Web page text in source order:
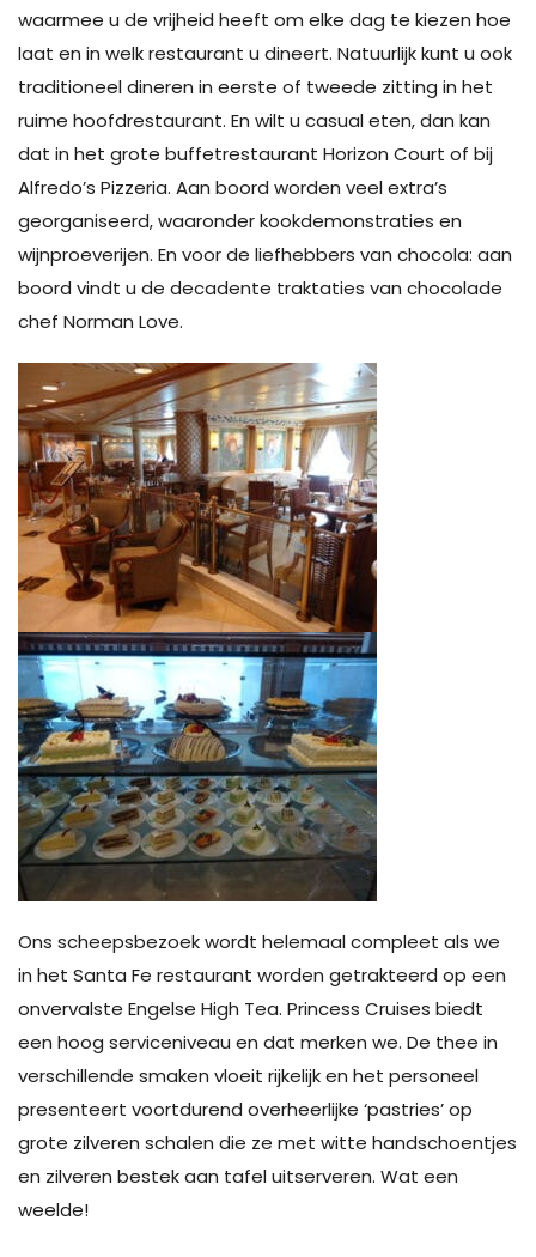
waarmee u de vrijheid heeft om elke dag te kiezen hoe
laat en in welk restaurant u dineert. Natuurlijk kunt u ook
traditioneel dineren in eerste of tweede zitting in het
ruime hoofdrestaurant. En wilt u casual eten, dan kan
dat in het grote buffetrestaurant Horizon Court of bij
Alfredo’s Pizzeria. Aan boord worden veel extra’s
georganiseerd, waaronder kookdemonstraties en
wijnproeverijen. En voor de liefhebbers van chocola: aan
boord vindt u de decadente traktaties van chocolade
chef Norman Love.
Ons scheepsbezoek wordt helemaal compleet als we
in het Santa Fe restaurant worden getrakteerd op een
onvervalste Engelse High Tea. Princess Cruises biedt
een hoog serviceniveau en dat merken we. De thee in
verschillende smaken vloeit rijkelijk en het personeel
presenteert voortdurend overheerlijke ‘pastries’ op
grote zilveren schalen die ze met witte handschoentjes
en zilveren bestek aan tafel uitserveren. Wat een
weelde!